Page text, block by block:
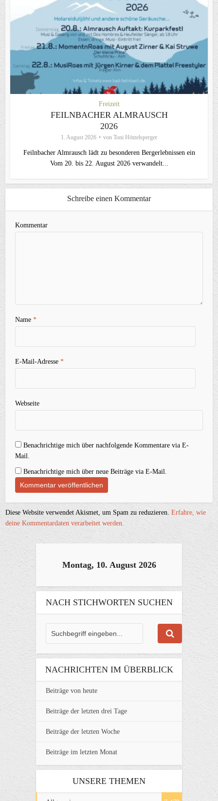
Freizeit
FEILNBACHER ALMRAUSCH
2026
1. August 2026 von Toni Hötzelsperger
Feilnbacher Almrausch lädt zu besonderen Bergerlebnissen ein
Vom 20. bis 22. August 2026 verwandelt...
Schreibe einen Kommentar
Kommentar
Name*
E-Mail-Adresse*
Webseite
Benachrichtige mich über nachfolgende Kommentare via E-
Mail.
Benachrichtige mich über neue Beiträge via E-Mail.
Diese Website verwendet Akismet, um Spam zu reduzieren.Erfahre, wie
deine Kommentardaten verarbeitet werden.
Montag, 10. August 2026
NACH STICHWORTEN SUCHEN
NACHRICHTEN IM ÜBERBLICK
Beiträge von heute
Beiträge der letzten drei Tage
Beiträge der letzten Woche
Beiträge im letzten Monat
UNSERE THEMEN